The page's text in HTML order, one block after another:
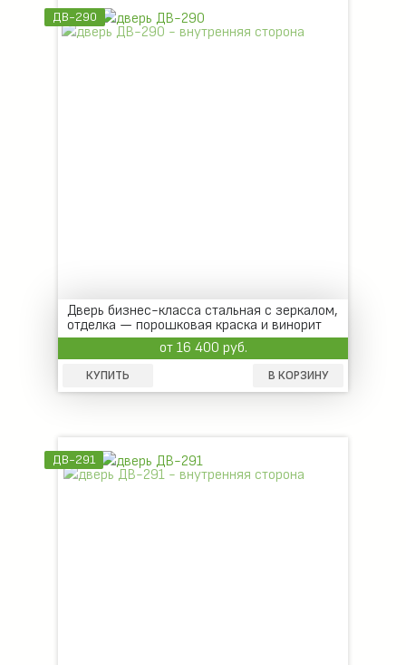
ДВ-290
Дверь бизнес-класса стальная с зеркалом,
отделка — порошковая краска и винорит
от 16 400 руб.
КУПИТЬ В КОРЗИНУ
ДВ-291